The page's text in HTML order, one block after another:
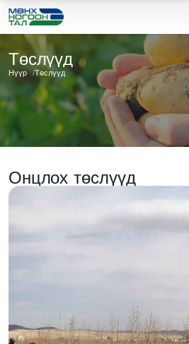
Төслүүд
Нүүр Төслүүд
Онцлох төслүүд